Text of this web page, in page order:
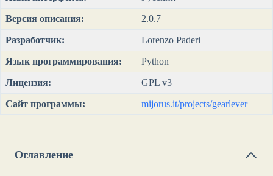
Версия описания: 2.0.7
Разработчик: Lorenzo Paderi
Язык программирования: Python
Лицензия: GPL v3
Сайт программы: mijorus.it/projects/gearlever
Оглавление